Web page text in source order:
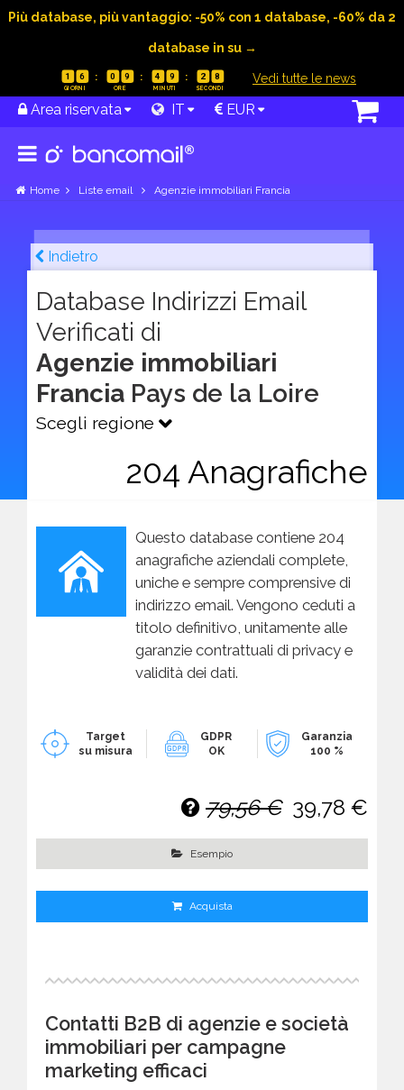
Più database, più vantaggio: -50% con 1 database, -60% da 2
database in su →
1 6 0 9 4 9 2 7 Vedi tutte le news
Area riservata IT EUR
Home Liste email Agenzie immobiliari Francia
Indietro
Database Indirizzi Email
Verificati di
Agenzie immobiliari
Francia Pays de la Loire
Scegli regione
204 Anagrafiche
Questo database contiene 204
anagrafiche aziendali complete,
uniche e sempre comprensive di
indirizzo email. Vengono ceduti a
titolo definitivo, unitamente alle
garanzie contrattuali di privacy e
validità dei dati.
Target
su misura
GDPR
OK
Garanzia
100 %
79,56 € 39,78 €
Esempio
Acquista
Contatti B2B di agenzie e società
immobiliari per campagne
marketing efficaci